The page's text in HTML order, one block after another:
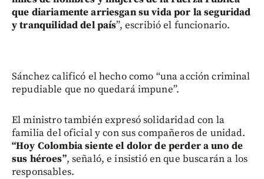
que diariamente arriesgan su vida por la seguridad
y tranquilidad del país”, escribió el funcionario.
Sánchez calificó el hecho como “una acción criminal
repudiable que no quedará impune”.
El ministro también expresó solidaridad con la
familia del oficial y con sus compañeros de unidad.
“Hoy Colombia siente el dolor de perder a uno de
sus héroes”, señaló, e insistió en que buscarán a los
responsables.